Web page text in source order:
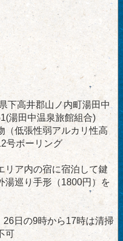
下高井郡山ノ内町湯田中
田中温泉旅館組合)
低張性弱アルカリ性高
号ボーリング
ア内の宿に宿泊して鍵
湯巡り手形（1800円）を
日の9時から17時は清掃
可